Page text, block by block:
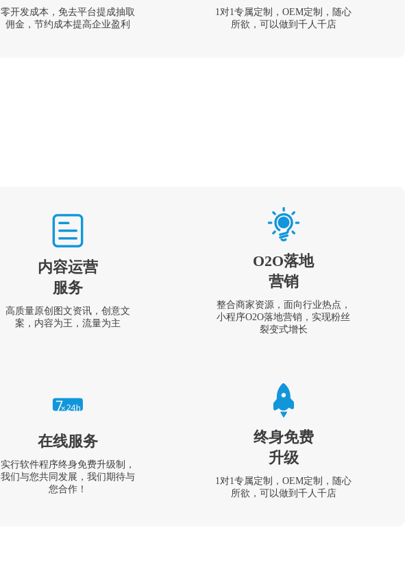
零开发成本，免去平台提成抽取
佣金，节约成本提高企业盈利
1对1专属定制，OEM定制，随心
所欲，可以做到千人千店
内容运营
服务
高质量原创图文资讯，创意文
案，内容为王，流量为主
O2O落地
营销
整合商家资源，面向行业热点，
小程序O2O落地营销，实现粉丝
裂变式增长
在线服务
实行软件程序终身免费升级制，
我们与您共同发展，我们期待与
您合作！
终身免费
升级
1对1专属定制，OEM定制，随心
所欲，可以做到千人千店